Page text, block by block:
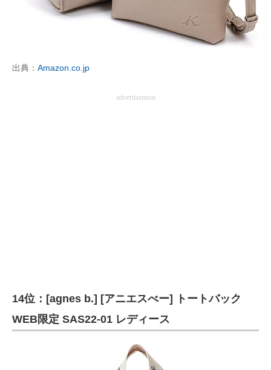
企業向けIT製品の総合サイト
製造業のIT導入・活用を支援
モノづくり技術者専門サイト
出典： Amazon.co.jp
advertisement
14位：[agnes b.] [アニエスべー] トートバック
WEB限定 SAS22-01 レディース